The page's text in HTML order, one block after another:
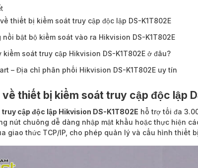
thiết bị kiểm soát truy cập độc lập DS-K1T802E
nổi bật bộ kiểm soát vào ra Hikvision DS-K1T802E
kiểm soát truy cập Hikvision DS-K1T802E ở đâu?
– Địa chỉ phân phối Hikvision DS-K1T802E uy tín
về thiết bị kiểm soát truy cập độc lập
cập độc lập Hikvision DS-K1T802E hỗ trợ tối đa
nút chuông dễ dàng nhập mật khẩu hoặc thực hiện
giao thức TCP/IP, cho phép quản lý và cấu hình thiết